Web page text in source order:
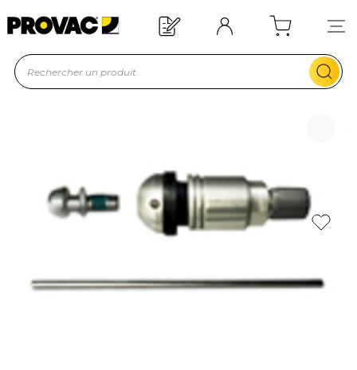
Offre de bienvenue : 20€ offerts !
En savoir plus